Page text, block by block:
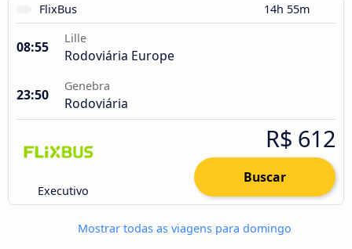
FlixBus 14h 55m
08:55
Lille
Rodoviária Europe
23:50
Genebra
Rodoviária
Executivo
R$ 612
Buscar
Mostrar todas as viagens para domingo